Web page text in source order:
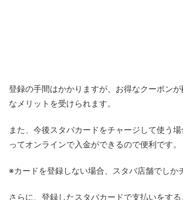
登録の手間はかかりますが、お得なクーポン
なメリットを受けられます。
また、今後スタバカードをチャージして使う
ってオンラインで入金ができるので便利です。
※カードを登録しない場合、スタバ店舗でしか
さらに、登録したスタバカードで支払いをす